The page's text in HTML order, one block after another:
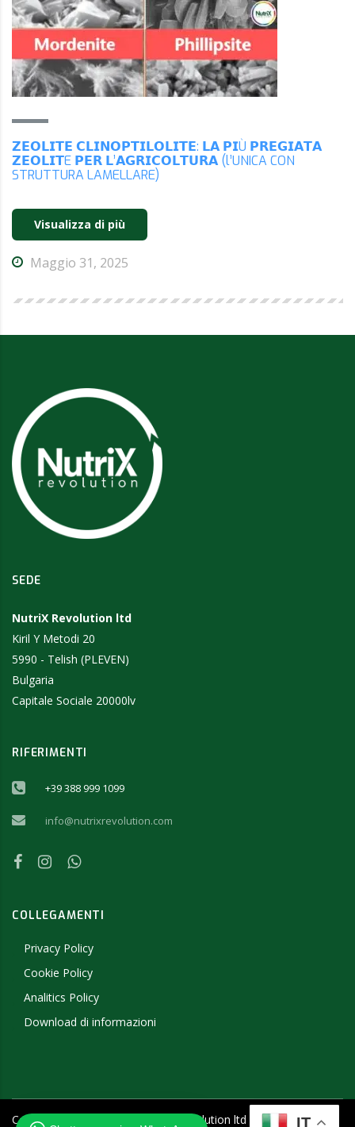
𝗭𝗘𝗢𝗟𝗜𝗧𝗘 𝗖𝗟𝗜𝗡𝗢𝗣𝗧𝗜𝗟𝗢𝗟𝗜𝗧𝗘: 𝗟𝗔 𝗣𝗜Ù 𝗣𝗥𝗘𝗚𝗜𝗔𝗧𝗔
𝗭𝗘𝗢𝗟𝗜𝗧E 𝗣𝗘𝗥 𝗟’𝗔𝗚𝗥𝗜𝗖𝗢𝗟𝗧𝗨𝗥𝗔 (l’UNICA CON
STRUTTURA LAMELLARE)
Visualizza di più
Maggio 31, 2025
SEDE
NutriX Revolution ltd
Kiril Y Metodi 20
5990 - Telish (PLEVEN)
Bulgaria
Capitale Sociale 20000lv
RIFERIMENTI
+39 388 999 1099
info@nutrixrevolution.com
COLLEGAMENTI
Privacy Policy
Cookie Policy
Analitics Policy
Download di informazioni
Copyright © - 2019 NutriX Revolution ltd - P.IVA IT